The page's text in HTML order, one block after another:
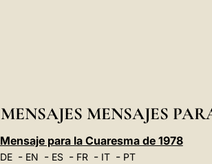
MENSAJES MENSAJES
Mensaje para la Cuaresma de 1978
DE- EN - ES- FR- IT- PT